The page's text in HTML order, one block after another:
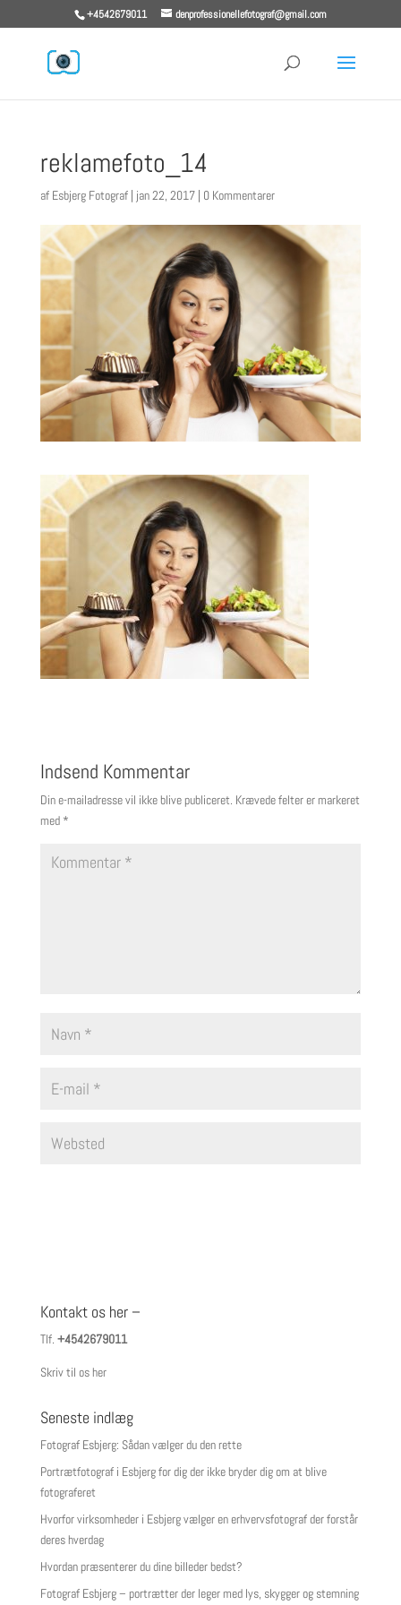
+4542679011 denprofessionellefotograf@gmail.com
reklamefoto_14
af Esbjerg Fotograf| jan 22, 2017| 0 Kommentarer
Indsend Kommentar
Din e-mailadresse vil ikke blive publiceret. Krævede felter er markeret
med *
Kontakt os her –
Tlf. +4542679011
Skriv til os her
Seneste indlæg
Fotograf Esbjerg: Sådan vælger du den rette
Portrætfotograf i Esbjerg for dig der ikke bryder dig om at blive
fotograferet
Hvorfor virksomheder i Esbjerg vælger en erhvervsfotograf der forstår
deres hverdag
Hvordan præsenterer du dine billeder bedst?
Fotograf Esbjerg – portrætter der leger med lys, skygger og stemning